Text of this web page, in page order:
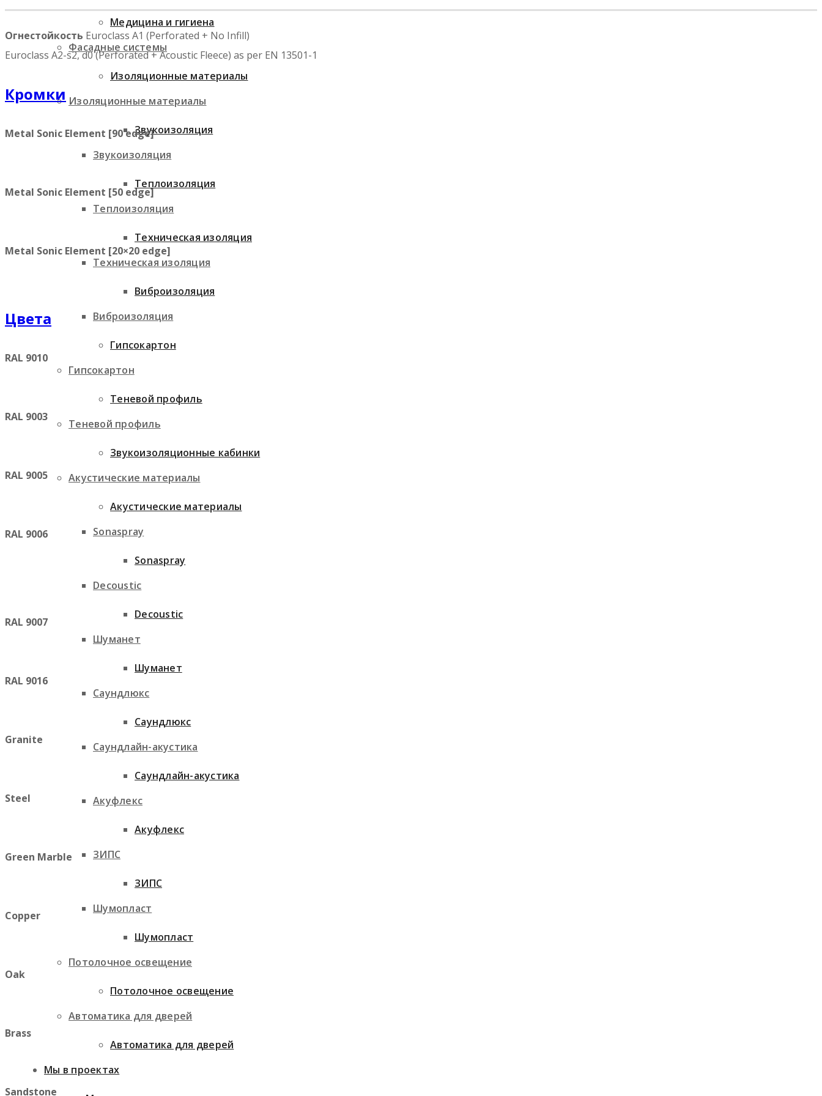
Фасадные системы
Изоляционные материалы
Звукоизоляция
Теплоизоляция
Техническая изоляция
Виброизоляция
Гипсокартон
Теневой профиль
Акустические материалы
Sonaspray
Decoustic
Шуманет
Саундлюкс
Саундлайн-акустика
Акуфлекс
ЗИПС
Шумопласт
Потолочное освещение
Автоматика для дверей
Мы в проектах
Медицина и гигиена
Изоляционные материалы
Звукоизоляция
Теплоизоляция
Техническая изоляция
Виброизоляция
Гипсокартон
Теневой профиль
Звукоизоляционные кабинки
Акустические материалы
Sonaspray
Decoustic
Шуманет
Саундлюкс
Саундлайн-акустика
Акуфлекс
ЗИПС
Шумопласт
Потолочное освещение
Автоматика для дверей
Огнестойкость Euroclass A1 (Perforated + No Infill)
Euroclass A2-s2, d0 (Perforated + Acoustic Fleece) as per EN 13501-1
Кромки
Metal Sonic Element [90 edge]
Metal Sonic Element [50 edge]
Metal Sonic Element [20×20 edge]
Цвета
RAL 9010
RAL 9003
RAL 9005
RAL 9006
RAL 9007
RAL 9016
Granite
Steel
Green Marble
Copper
Oak
Brass
Sandstone